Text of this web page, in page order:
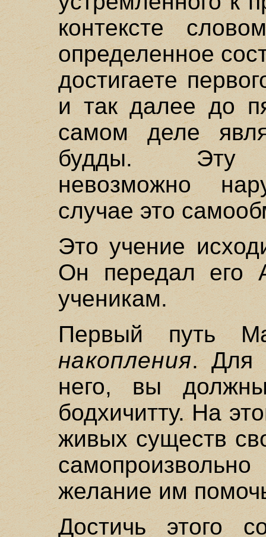
контексте
определенное
достигаете
и так далее до
самом деле
будды. Эту
невозможно
случае это
Это учение
Он передал его
ученикам.
Первый путь
накопления. Для
него, вы
бодхичитту. На
живых существ
желание им
Достичь этого